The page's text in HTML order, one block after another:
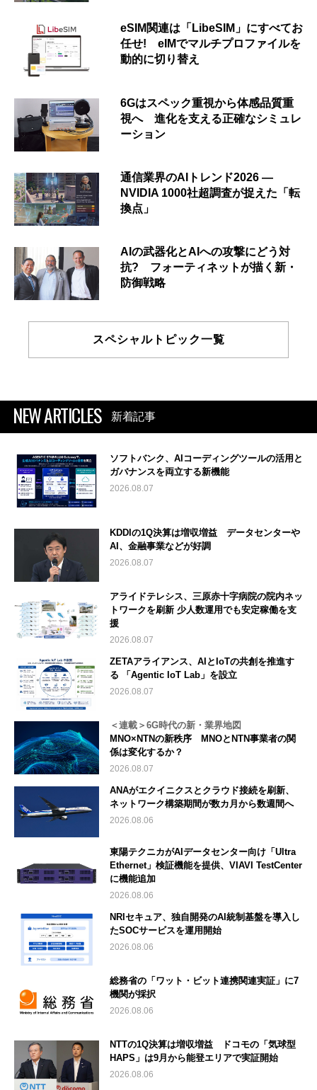
eSIM関連は「LibeSIM」にすべてお
任せ! eIMでマルチプロファイルを
動的に切り替え
6Gはスペック重視から体感品質重
視へ 進化を支える正確なシミュレ
ーション
通信業界のAIトレンド2026 ―
NVIDIA 1000社超調査が捉えた「転
換点」
AIの武器化とAIへの攻撃にどう対
抗? フォーティネットが描く新・
防御戦略
スペシャルトピック一覧
NEW ARTICLES 新着記事
ソフトバンク、AIコーディングツールの活用と
ガバナンスを両立する新機能
2026.08.07
KDDIの1Q決算は増収増益 データセンターや
AI、金融事業などが好調
2026.08.07
アライドテレシス、三原赤十字病院の院内ネッ
トワークを刷新 少人数運用でも安定稼働を支
援
2026.08.07
ZETAアライアンス、AIとIoTの共創を推進す
る 「Agentic IoT Lab」を設立
2026.08.07
＜連載＞6G時代の新・業界地図
MNO×NTNの新秩序 MNOとNTN事業者の関
係は変化するか？
2026.08.07
ANAがエクイニクスとクラウド接続を刷新、
ネットワーク構築期間が数カ月から数週間へ
2026.08.06
東陽テクニカがAIデータセンター向け「Ultra
Ethernet」検証機能を提供、VIAVI TestCenter
に機能追加
2026.08.06
NRIセキュア、独自開発のAI統制基盤を導入し
たSOCサービスを運用開始
2026.08.06
総務省の「ワット・ビット連携関連実証」に7
機関が採択
2026.08.06
NTTの1Q決算は増収増益 ドコモの「気球型
HAPS」は9月から能登エリアで実証開始
2026.08.06